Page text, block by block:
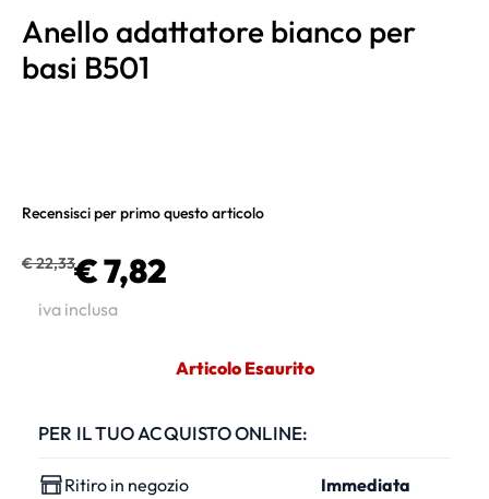
Anello adattatore bianco per
basi B501
Recensisci per primo questo articolo
€ 22,33€ 7,82
iva inclusa
Articolo Esaurito
PER IL TUO ACQUISTO ONLINE:
Ritiro in negozio
Immediata